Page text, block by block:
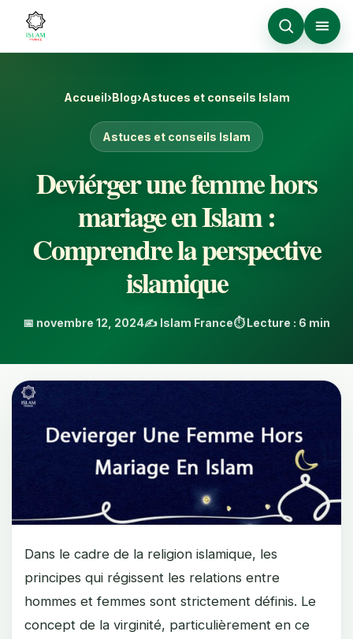
Accueil›Blog›Astuces et conseils Islam
Astuces et conseils Islam
Deviérger une femme hors
mariage en Islam :
Comprendre la perspective
islamique
📅 novembre 12, 2024✍️ Islam France⏱️ Lecture : 6 min
Dans le cadre de la religion islamique, les
principes qui régissent les relations entre
hommes et femmes sont strictement définis. Le
concept de la virginité, particulièrement en ce